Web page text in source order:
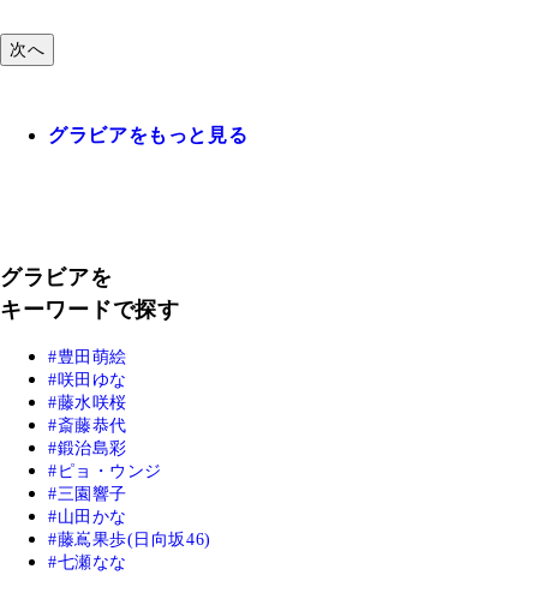
次へ
グラビアをもっと見る
グラビアを
キーワードで探す
豊田萌絵
咲田ゆな
藤水咲桜
斎藤恭代
鍛治島彩
ピョ・ウンジ
三園響子
山田かな
藤嶌果歩(日向坂46)
七瀬なな